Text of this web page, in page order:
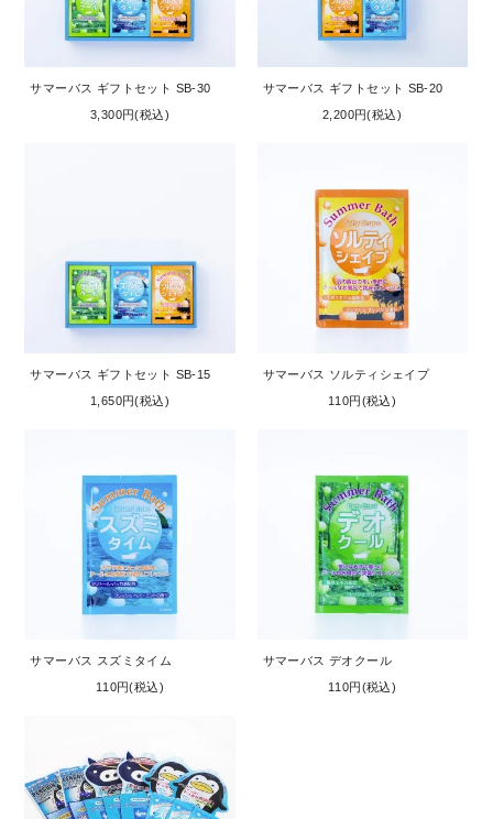
サマーバス ギフトセット SB-30
3,300円(税込)
サマーバス ギフトセット SB-20
2,200円(税込)
サマーバス ギフトセット SB-15
1,650円(税込)
サマーバス ソルティシェイプ
110円(税込)
サマーバス スズミタイム
110円(税込)
サマーバス デオクール
110円(税込)